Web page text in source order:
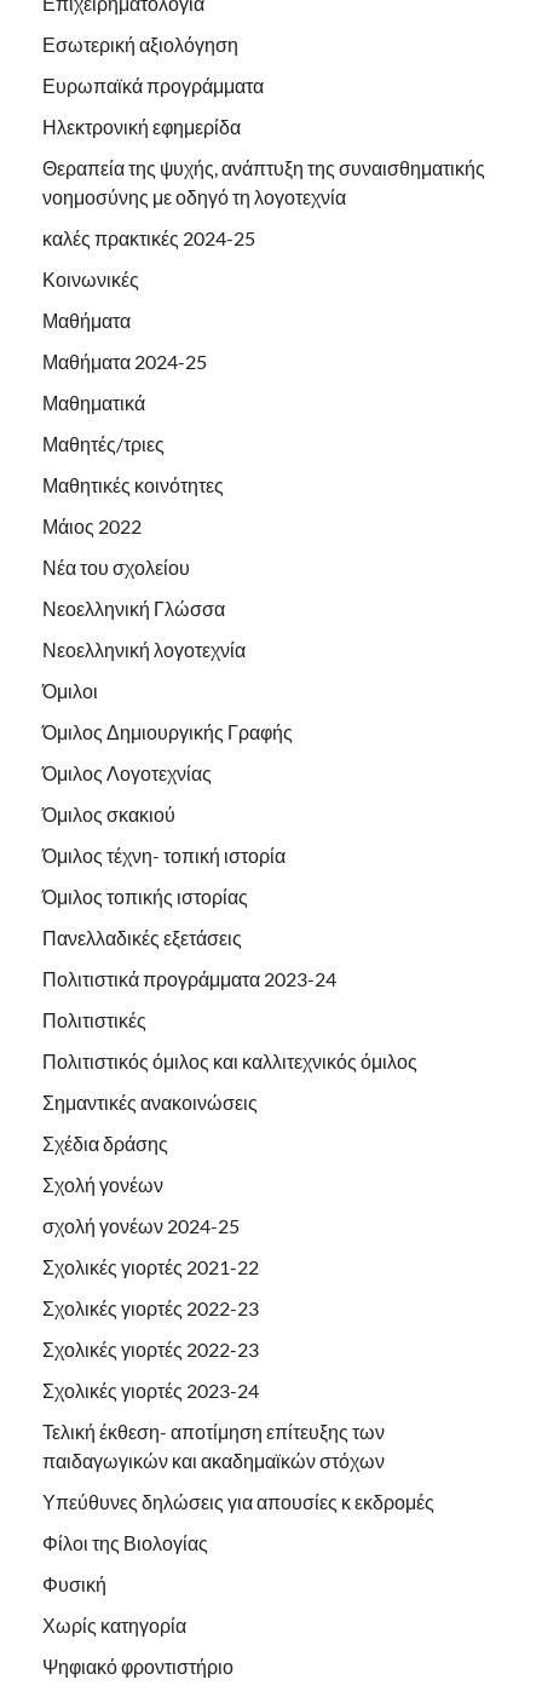
Εσωτερική αξιολόγηση
Ευρωπαϊκά προγράμματα
Ηλεκτρονική εφημερίδα
Θεραπεία της ψυχής, ανάπτυξη της συναισθηματικής
νοημοσύνης με οδηγό τη λογοτεχνία
καλές πρακτικές 2024-25
Κοινωνικές
Μαθήματα
Μαθήματα 2024-25
Μαθηματικά
Μαθητές/τριες
Μαθητικές κοινότητες
Μάιος 2022
Νέα του σχολείου
Νεοελληνική Γλώσσα
Νεοελληνική λογοτεχνία
Όμιλοι
Όμιλος Δημιουργικής Γραφής
Όμιλος Λογοτεχνίας
Όμιλος σκακιού
Όμιλος τέχνη- τοπική ιστορία
Όμιλος τοπικής ιστορίας
Πανελλαδικές εξετάσεις
Πολιτιστικά προγράμματα 2023-24
Πολιτιστικές
Πολιτιστικός όμιλος και καλλιτεχνικός όμιλος
Σημαντικές ανακοινώσεις
Σχέδια δράσης
Σχολή γονέων
σχολή γονέων 2024-25
Σχολικές γιορτές 2021-22
Σχολικές γιορτές 2022-23
Σχολικές γιορτές 2022-23
Σχολικές γιορτές 2023-24
Τελική έκθεση- αποτίμηση επίτευξης των
παιδαγωγικών και ακαδημαϊκών στόχων
Υπεύθυνες δηλώσεις για απουσίες κ εκδρομές
Φίλοι της Βιολογίας
Φυσική
Χωρίς κατηγορία
Ψηφιακό φροντιστήριο